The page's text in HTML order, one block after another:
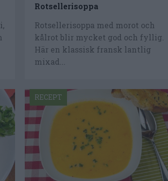
Rotsellerisoppa
Rotsellerisoppa med morot och
kålrot blir mycket god och fyllig.
Här en klassisk fransk lantlig
mixad...
RECEPT